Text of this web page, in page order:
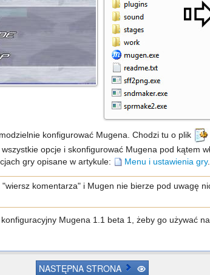
konfigurować Mugena. Chodzi tu o plik
opcje i skonfigurować Mugena pod kątem
gry opisane w artykule:
Menu i ustawienia gry.
"wiersz komentarza" i Mugen nie bierze pod uwagę
Mugena 1.1 beta 1, żeby go używać
NASTĘPNA STRONA